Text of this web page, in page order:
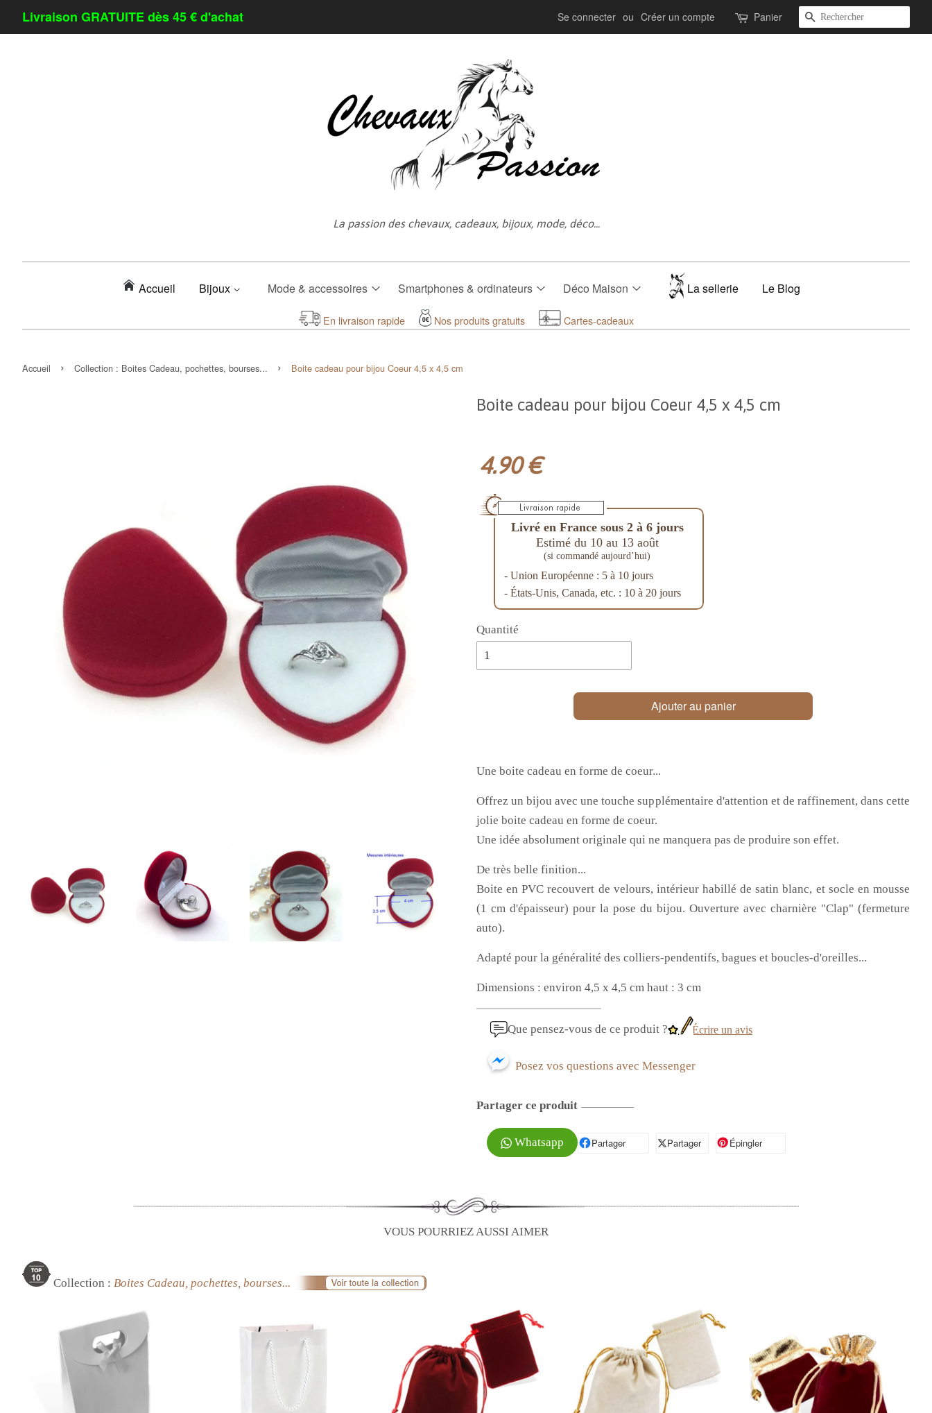
Livraison GRATUITE dès 45 € d'achat Se connecter ou Créer un compte Panier Recherche
La passion des chevaux, cadeaux, bijoux, mode, déco...
Accueil Bijoux Mode & accessoires Smartphones & ordinateurs Déco Maison La sellerie Le Blog
En livraison rapide Nos produits gratuits Cartes-cadeaux
Accueil › Collection : Boites Cadeau, pochettes, bourses... › Boite cadeau pour bijou Coeur 4,5 x 4,5 cm
Boite cadeau pour bijou Coeur 4,5 x 4,5 cm
4.90 €
Livré en France sous 2 à 6 jours
Estimé du 10 au 13 août
(si commandé aujourd’hui)
- Union Européenne : 5 à 10 jours
- États-Unis, Canada, etc. : 10 à 20 jours
Quantité
Ajouter au panier
Une boite cadeau en forme de coeur...
Offrez un bijou avec une touche supplémentaire d'attention et de raffinement, dans cette
jolie boite cadeau en forme de coeur.
Une idée absolument originale qui ne manquera pas de produire son effet.
De très belle finition...
Boite en PVC recouvert de velours, intérieur habillé de satin blanc, et socle en mousse
(1 cm d'épaisseur) pour la pose du bijou. Ouverture avec charnière "Clap" (fermeture
auto).
Adapté pour la généralité des colliers-pendentifs, bagues et boucles-d'oreilles...
Dimensions : environ 4,5 x 4,5 cm haut : 3 cm
Que pensez-vous de ce produit ? Écrire un avis
Posez vos questions avec Messenger
Partager ce produit
Whatsapp PartagerPartager sur Facebook
Partager
Partager sur XÉpinglerÉpingler sur Pinterest
VOUS POURRIEZ AUSSI AIMER
Collection : Boites Cadeau, pochettes, bourses...